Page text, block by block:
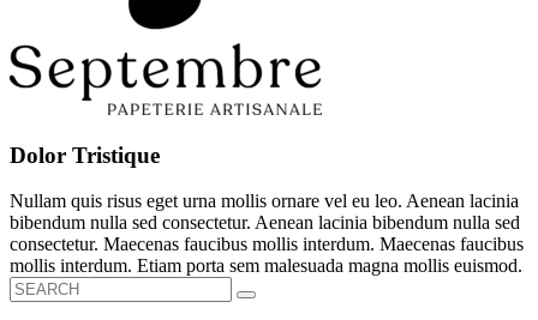
Dolor Tristique
Nullam quis risus eget urna mollis ornare vel eu leo. Aenean lacinia
bibendum nulla sed consectetur. Aenean lacinia bibendum nulla sed
consectetur. Maecenas faucibus mollis interdum. Maecenas faucibus
mollis interdum. Etiam porta sem malesuada magna mollis euismod.